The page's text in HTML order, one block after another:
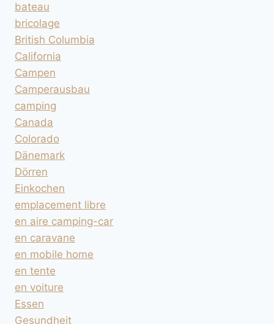
bateau
bricolage
British Columbia
California
Campen
Camperausbau
camping
Canada
Colorado
Dänemark
Dörren
Einkochen
emplacement libre
en aire camping-car
en caravane
en mobile home
en tente
en voiture
Essen
Gesundheit